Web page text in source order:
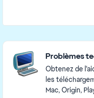
Featured Places
Problèmes
Obtenez de
les
Mac, Origin,